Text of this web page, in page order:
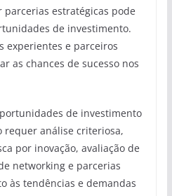
estratégicas pode
de investimento.
experientes e parceiros
as chances de sucesso nos
de investimento
requer análise criteriosa,
por inovação, avaliação de
networking e parcerias
às tendências e demandas